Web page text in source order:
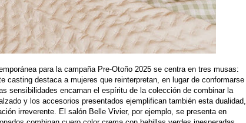
para la campaña Pre-Otoño 2025 se centra en tres musas:
casting destaca a mujeres que reinterpretan, en lugar de conformarse
sensibilidades encarnan el espíritu de la colección de combinar la
y los accesorios presentados ejemplifican también esta dualidad,
irreverente. El salón Belle Vivier, por ejemplo, se presenta en